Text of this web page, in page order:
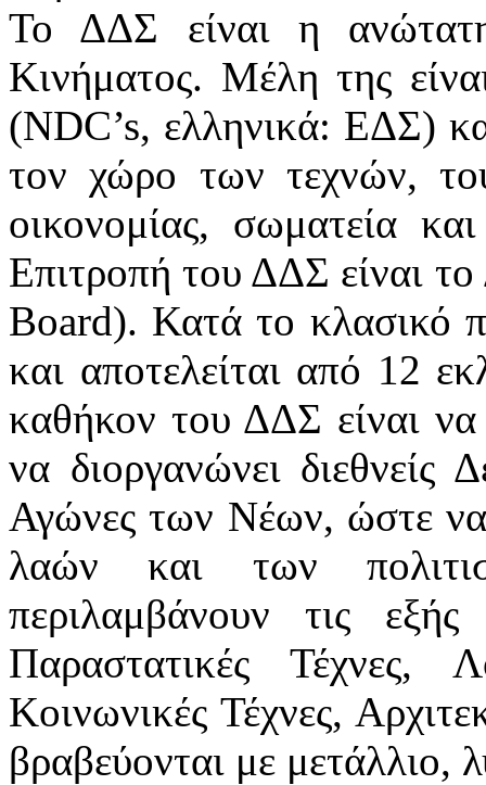
Το ΔΔΣ είναι η
Κινήματος. Μέλη της
(NDC’s, ελληνικά: ΕΔΣ)
τον χώρο των τεχνών,
οικονομίας, σωματεία
Επιτροπή του ΔΔΣ είναι
Board). Κατά το κλασικό
και αποτελείται από 12
καθήκον του ΔΔΣ είναι να
να διοργανώνει διεθνείς
Αγώνες των Νέων, ώστε
λαών και των
περιλαμβάνουν τις
Παραστατικές Τέχνες,
Κοινωνικές Τέχνες,
βραβεύονται με μετάλλιο,